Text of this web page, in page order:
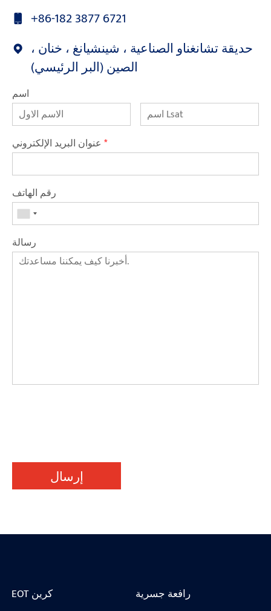
+86-182 3877 6721
حديقة تشانغناو الصناعية ، شينشيانغ ، خنان ،
الصين (البر الرئيسي)
اسم
*
رقم الهاتف
رسالة
إرسال
EOT كرين
رافعة جسرية